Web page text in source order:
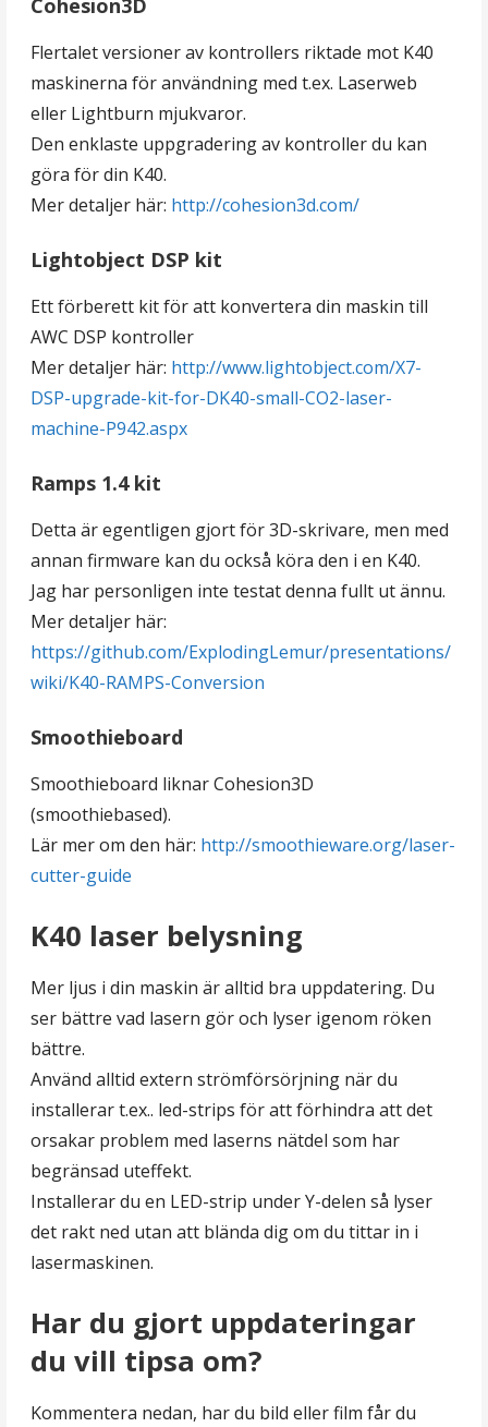
Cohesion3D
Flertalet versioner av kontrollers riktade mot K40
maskinerna för användning med t.ex. Laserweb
eller Lightburn mjukvaror.
Den enklaste uppgradering av kontroller du kan
göra för din K40.
Mer detaljer här: http://cohesion3d.com/
Lightobject DSP kit
Ett förberett kit för att konvertera din maskin till
AWC DSP kontroller
Mer detaljer här: http://www.lightobject.com/X7-
DSP-upgrade-kit-for-DK40-small-CO2-laser-
machine-P942.aspx
Ramps 1.4 kit
Detta är egentligen gjort för 3D-skrivare, men med
annan firmware kan du också köra den i en K40.
Jag har personligen inte testat denna fullt ut ännu.
Mer detaljer här:
https://github.com/ExplodingLemur/presentations/
wiki/K40-RAMPS-Conversion
Smoothieboard
Smoothieboard liknar Cohesion3D
(smoothiebased).
Lär mer om den här: http://smoothieware.org/laser-
cutter-guide
K40 laser belysning
Mer ljus i din maskin är alltid bra uppdatering. Du
ser bättre vad lasern gör och lyser igenom röken
bättre.
Använd alltid extern strömförsörjning när du
installerar t.ex.. led-strips för att förhindra att det
orsakar problem med laserns nätdel som har
begränsad uteffekt.
Installerar du en LED-strip under Y-delen så lyser
det rakt ned utan att blända dig om du tittar in i
lasermaskinen.
Har du gjort uppdateringar
du vill tipsa om?
Kommentera nedan, har du bild eller film får du